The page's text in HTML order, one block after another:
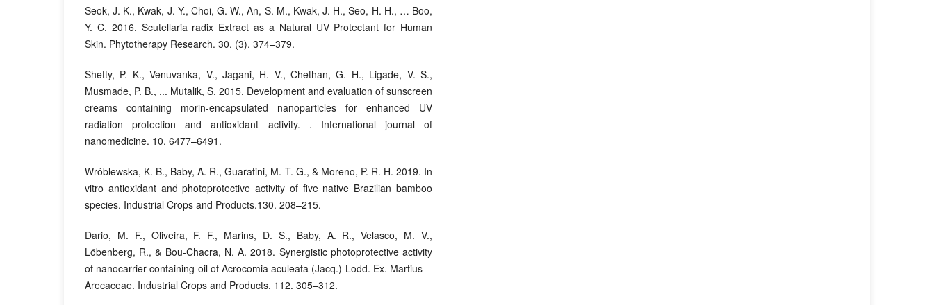
Seok, J. K., Kwak, J. Y., Choi, G. W., An, S. M., Kwak, J. H., Seo, H. H., … Boo,
Y. C. 2016. Scutellaria radix Extract as a Natural UV Protectant for Human
Skin. Phytotherapy Research. 30. (3). 374–379.
Shetty, P. K., Venuvanka, V., Jagani, H. V., Chethan, G. H., Ligade, V. S.,
Musmade, P. B., ... Mutalik, S. 2015. Development and evaluation of sunscreen
creams containing morin-encapsulated nanoparticles for enhanced UV
radiation protection and antioxidant activity. . International journal of
nanomedicine. 10. 6477–6491.
Wróblewska, K. B., Baby, A. R., Guaratini, M. T. G., & Moreno, P. R. H. 2019. In
vitro antioxidant and photoprotective activity of five native Brazilian bamboo
species. Industrial Crops and Products.130. 208–215.
Dario, M. F., Oliveira, F. F., Marins, D. S., Baby, A. R., Velasco, M. V.,
Löbenberg, R., & Bou-Chacra, N. A. 2018. Synergistic photoprotective activity
of nanocarrier containing oil of Acrocomia aculeata (Jacq.) Lodd. Ex. Martius—
Arecaceae. Industrial Crops and Products. 112. 305–312.